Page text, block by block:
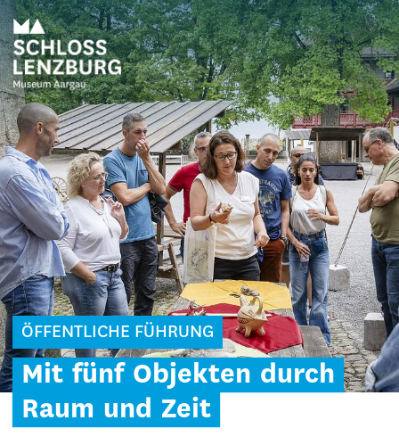
ÖFFENTLICHE FÜHRUNG
Mit fünf Objekten durch
Raum und Zeit